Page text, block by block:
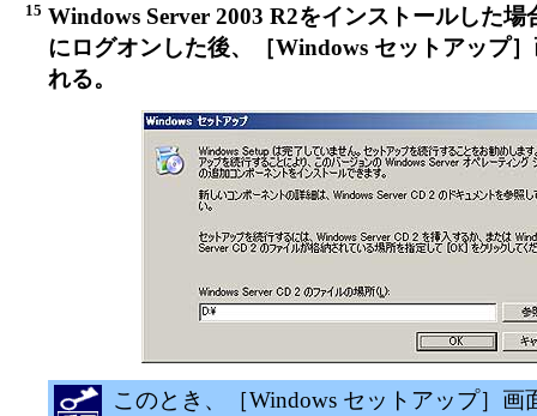
15 Windows Server 2003 R2をインストールした場
にログオンした後、［Windows セットアップ
れる。
このとき、［Windows セットアップ］画